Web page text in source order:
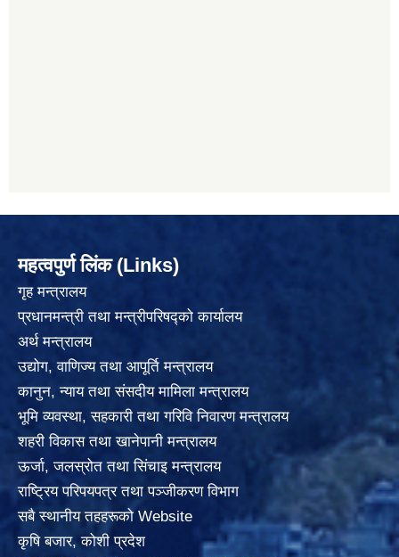
महत्वपुर्ण लिंक (Links)
गृह मन्त्रालय
प्रधानमन्त्री तथा मन्त्रीपरिषद्को कार्यालय
अर्थ मन्त्रालय
उद्योग, वाणिज्य तथा आपूर्ति मन्त्रालय
कानुन, न्याय तथा संसदीय मामिला मन्त्रालय
भूमि व्यवस्था, सहकारी तथा गरिवि निवारण मन्त्रालय
शहरी विकास तथा खानेपानी मन्त्रालय
ऊर्जा, जलस्रोत तथा सिंचाइ मन्त्रालय
राष्ट्रिय परिपयपत्र तथा पञ्जीकरण विभाग
सबै स्थानीय तहहरूको Website
कृषि बजार, कोशी प्रदेश